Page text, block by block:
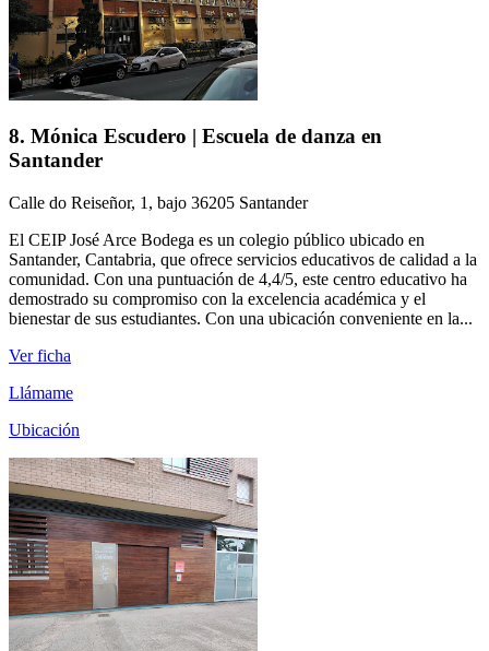
8. Mónica Escudero | Escuela de danza en
Santander
Calle do Reiseñor, 1, bajo 36205 Santander
El CEIP José Arce Bodega es un colegio público ubicado en
Santander, Cantabria, que ofrece servicios educativos de calidad a la
comunidad. Con una puntuación de 4,4/5, este centro educativo ha
demostrado su compromiso con la excelencia académica y el
bienestar de sus estudiantes. Con una ubicación conveniente en la...
Ver ficha
Llámame
Ubicación